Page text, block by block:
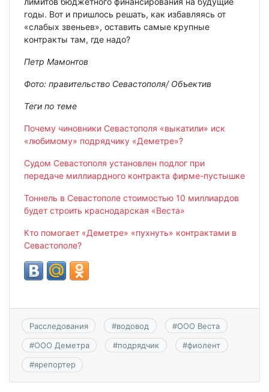
годы. Вот и пришлось решать, как избавляясь от
«слабых звеньев», оставить самые крупные
контракты там, где надо?
Петр Мамонтов
Фото: правительство Севастополя/ Объектив
Теги по теме
Почему чиновники Севастополя «выкатили» иск
«любимому» подрядчику «Деметре»?
Судом Севастополя установлен подлог при
передаче миллиардного контракта фирме-пустышке
Тоннель в Севастополе стоимостью 10 миллиардов
будет строить краснодарская «Веста»
Кто помогает «Деметре» «пухнуть» контрактами в
Севастополе?
Расследования #водовод #ООО Веста
#ООО Деметра #подрядчик #фиолент
#ярепортер